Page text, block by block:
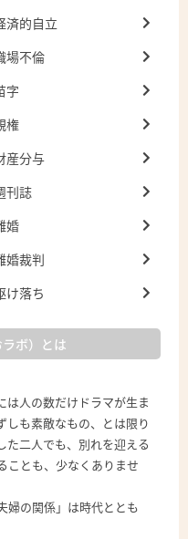
済的自立
場不倫
字
権
産分与
刊誌
婚
婚裁判
け落ち
ボ）とは
は人の数だけドラマが生ま
しも素敵なもの、とは限り
た二人でも、別れを迎える
ことも、少なくありませ
婦の関係」は時代ととも